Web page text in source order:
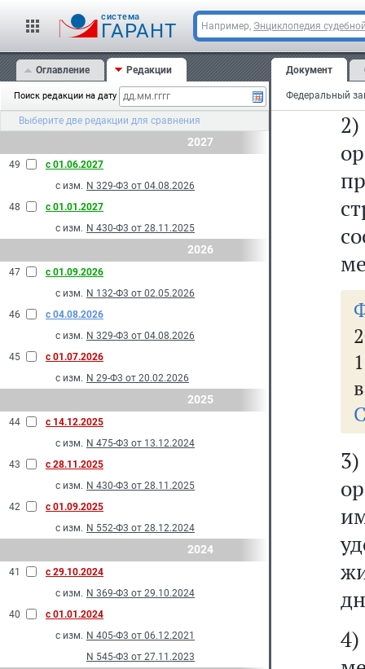
cистема
ГАРАНТ Например, Энциклопедия
Оглавление Редакции
Поиск редакции на дату
Выберите две редакции для сравнения
2027
49
с 01.06.2027
с изм. N 329-Ф3 от 04.08.2026
48
с 01.01.2027
с изм. N 430-Ф3 от 28.11.2025
2026
47
с 01.09.2026
с изм. N 132-Ф3 от 02.05.2026
46
с 04.08.2026
с изм. N 329-Ф3 от 04.08.2026
45
с 01.07.2026
с изм. N 29-Ф3 от 20.02.2026
2025
44
с 14.12.2025
с изм. N 475-Ф3 от 13.12.2024
43
с 28.11.2025
с изм. N 430-Ф3 от 28.11.2025
42
с 01.09.2025
с изм. N 552-Ф3 от 28.12.2024
2024
41
с 29.10.2024
с изм. N 369-Ф3 от 29.10.2024
40
с 01.01.2024
с изм. N 405-Ф3 от 06.12.2021
N 545-Ф3 от 27.11.2023
Документ